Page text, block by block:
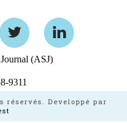
(ASJ)
9311
Developpé par